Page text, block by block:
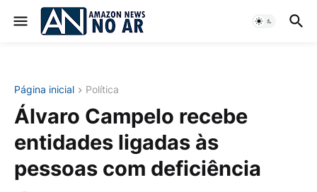
Página inicial Política
Álvaro Campelo recebe
entidades ligadas às
pessoas com deficiência